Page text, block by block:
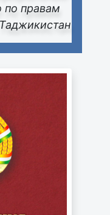
по правам